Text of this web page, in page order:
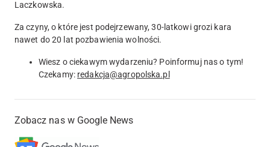
Laczkowska.
Za czyny, o które jest podejrzewany, 30-latkowi grozi kara
nawet do 20 lat pozbawienia wolności.
Wiesz o ciekawym wydarzeniu? Poinformuj nas o tym!
Czekamy: redakcja@agropolska.pl
Zobacz nas w Google News